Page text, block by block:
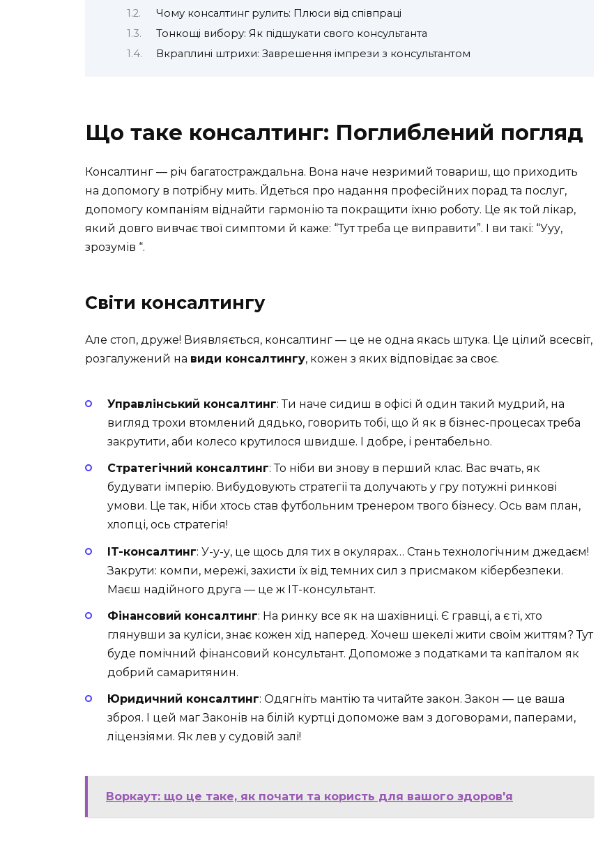
Чому консалтинг рулить: Плюси від співпраці
Тонкощі вибору: Як підшукати свого консультанта
Вкраплині штрихи: Заврешення імпрези з консультантом
Що таке консалтинг: Поглиблений погляд
Консалтинг — річ багатостраждальна. Вона наче незримий товариш, що приходить
на допомогу в потрібну мить. Йдеться про надання професійних порад та послуг,
допомогу компаніям віднайти гармонію та покращити їхню роботу. Це як той лікар,
який довго вивчає твої симптоми й каже: “Тут треба це виправити”. І ви такі: “Ууу,
зрозумів “.
Світи консалтингу
Але стоп, друже! Виявляється, консалтинг — це не одна якась штука. Це цілий всесвіт,
розгалужений на види консалтингу, кожен з яких відповідає за своє.
Управлінський консалтинг: Ти наче сидиш в офісі й один такий мудрий, на
вигляд трохи втомлений дядько, говорить тобі, що й як в бізнес-процесах треба
закрутити, аби колесо крутилося швидше. І добре, і рентабельно.
Стратегічний консалтинг: То ніби ви знову в перший клас. Вас вчать, як
будувати імперію. Вибудовують стратегії та долучають у гру потужні ринкові
умови. Це так, ніби хтось став футбольним тренером твого бізнесу. Ось вам план,
хлопці, ось стратегія!
IT-консалтинг: У-у-у, це щось для тих в окулярах… Стань технологічним джедаєм!
Закрути: компи, мережі, захисти їх від темних сил з присмаком кібербезпеки.
Маєш надійного друга — це ж IT-консультант.
Фінансовий консалтинг: На ринку все як на шахівниці. Є гравці, а є ті, хто
глянувши за куліси, знає кожен хід наперед. Хочеш шекелі жити своїм життям? Тут
буде помічний фінансовий консультант. Допоможе з податками та капіталом як
добрий самаритянин.
Юридичний консалтинг: Одягніть мантію та читайте закон. Закон — це ваша
зброя. І цей маг Законів на білій куртці допоможе вам з договорами, паперами,
ліцензіями. Як лев у судовій залі!
Воркаут: що це таке, як почати та користь для вашого здоров'я